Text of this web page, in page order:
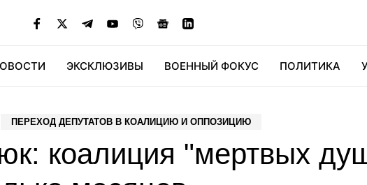
ЭКСКЛЮЗИВЫ ВОЕННЫЙ ФОКУС ПОЛИТИКА
ПЕРЕХОД ДЕПУТАТОВ В КОАЛИЦИЮ И ОППОЗИЦИЮ
коалиция "мертвых